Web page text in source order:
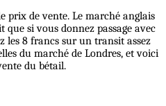
prix de vente. Le marché anglais
si vous donnez passage avec
les 8 francs sur un transit assez
du marché de Londres, et voici
du bétail.